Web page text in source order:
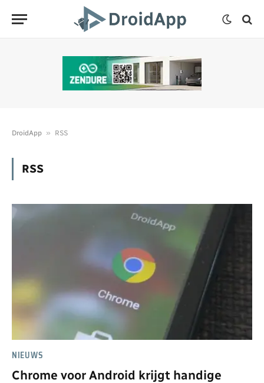
DroidApp » RSS
RSS
NIEUWS
Chrome voor Android krijgt handige